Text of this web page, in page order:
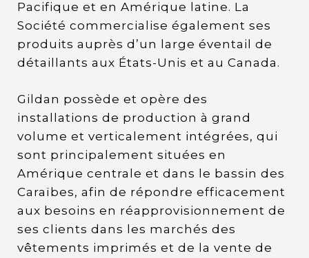
Pacifique et en Amérique latine. La
Société commercialise également ses
produits auprès d’un large éventail de
détaillants aux États-Unis et au Canada.
Gildan possède et opère des
installations de production à grand
volume et verticalement intégrées, qui
sont principalement situées en
Amérique centrale et dans le bassin des
Caraïbes, afin de répondre efficacement
aux besoins en réapprovisionnement de
ses clients dans les marchés des
vêtements imprimés et de la vente de